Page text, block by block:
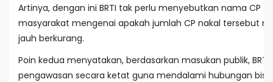
Artinya, dengan ini BRTI tak perlu menyebutkan nama CP
masyarakat mengenai apakah jumlah CP nakal tersebut
jauh berkurang.
Poin kedua menyatakan, berdasarkan masukan publik,
pengawasan secara ketat guna mendalami hubungan